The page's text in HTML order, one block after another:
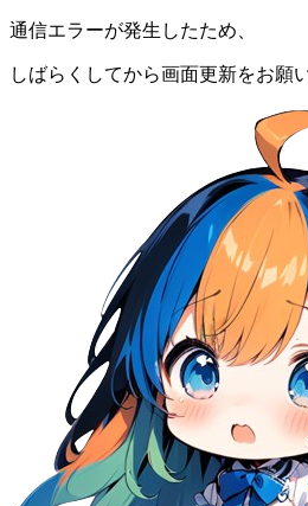
通信エラーが発生したため、
しばらくしてから画面更新をお願